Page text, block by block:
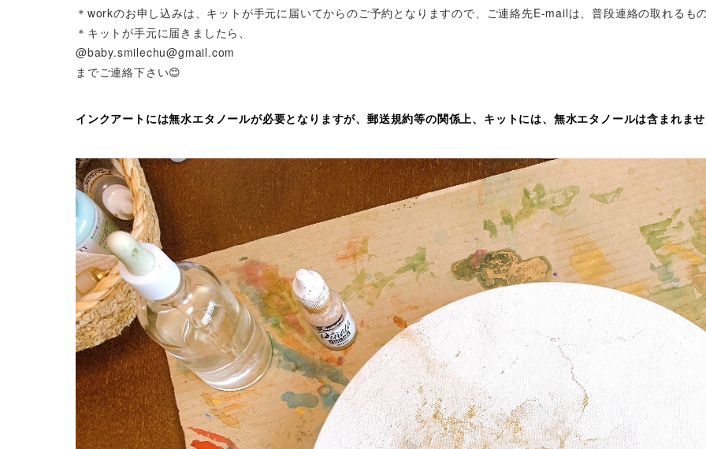
＊workのお申し込みは、キットが手元に届いてからのご予約となりますので、ご連絡先E-mailは、普段連絡の取れるも
＊キットが手元に届きましたら、
@baby.smilechu@gmail.com
までご連絡下さい😊
インクアートには無水エタノールが必要となりますが、郵送規約等の関係上、キットには、無水エタノールは含まれま